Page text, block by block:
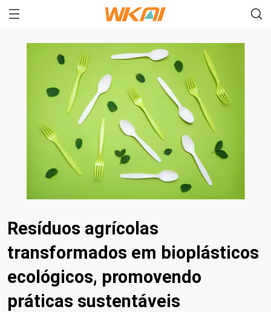
Resíduos agrícolas
transformados em bioplásticos
ecológicos, promovendo
práticas sustentáveis